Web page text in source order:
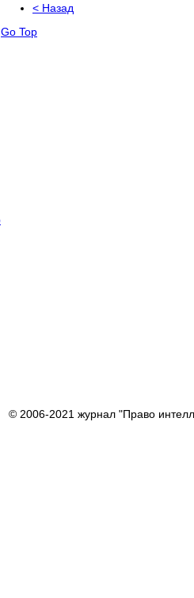
< Назад
© 2006-2021 журнал "Право
Go Top